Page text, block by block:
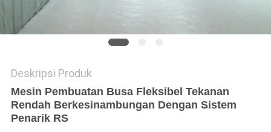
Deskripsi Produk
Mesin Pembuatan Busa Fleksibel Tekanan
Rendah Berkesinambungan Dengan Sistem
Penarik RS